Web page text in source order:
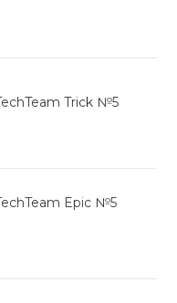
Trick №5
Epic №5